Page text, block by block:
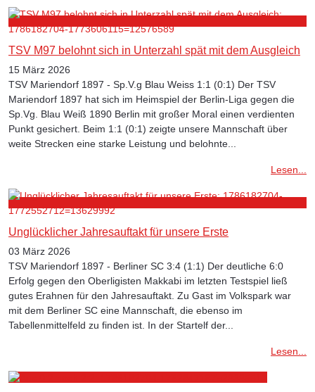
TSV M97 belohnt sich in Unterzahl spät mit dem Ausgleich
15 März 2026
TSV Mariendorf 1897 - Sp.V.g Blau Weiss 1:1 (0:1) Der TSV
Mariendorf 1897 hat sich im Heimspiel der Berlin-Liga gegen die
Sp.Vg. Blau Weiß 1890 Berlin mit großer Moral einen verdienten
Punkt gesichert. Beim 1:1 (0:1) zeigte unsere Mannschaft über
weite Strecken eine starke Leistung und belohnte...
Lesen...
Unglücklicher Jahresauftakt für unsere Erste
03 März 2026
TSV Mariendorf 1897 - Berliner SC 3:4 (1:1) Der deutliche 6:0
Erfolg gegen den Oberligisten Makkabi im letzten Testspiel ließ
gutes Erahnen für den Jahresauftakt. Zu Gast im Volkspark war
mit dem Berliner SC eine Mannschaft, die ebenso im
Tabellenmittelfeld zu finden ist. In der Startelf der...
Lesen...